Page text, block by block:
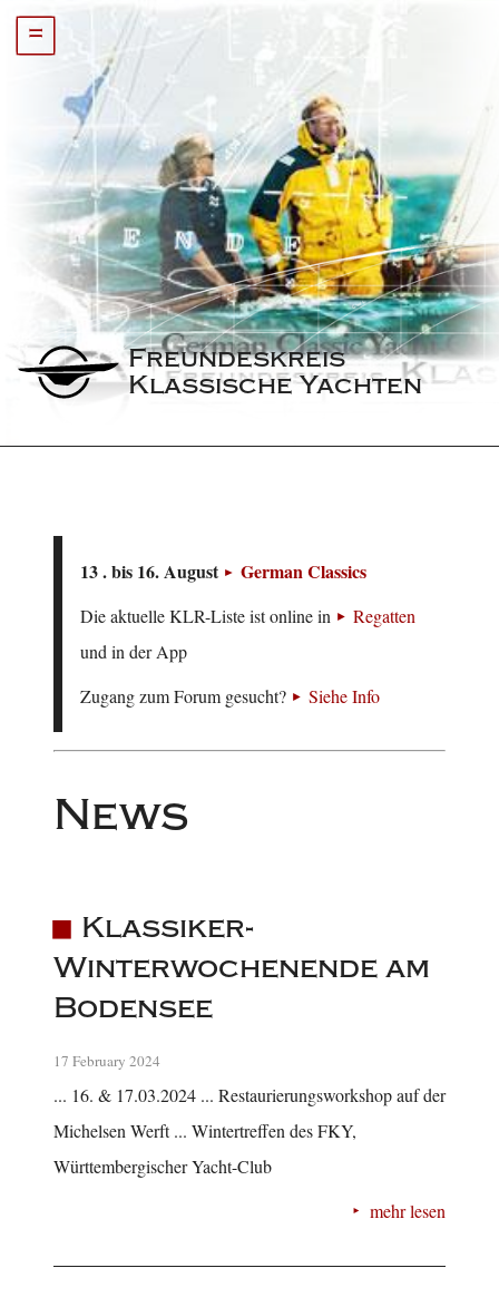
=
Freundeskreis
Klassische Yachten
13 . bis 16. August German Classics
Die aktuelle KLR-Liste ist online in
Regatten
und in der App
Zugang zum Forum gesucht?
Siehe Info
News
Klassiker-
Winterwochenende am
Bodensee
17 February 2024
... 16. & 17.03.2024 ... Restaurierungsworkshop auf der
Michelsen Werft ... Wintertreffen des FKY,
Württembergischer Yacht-Club
mehr lesen